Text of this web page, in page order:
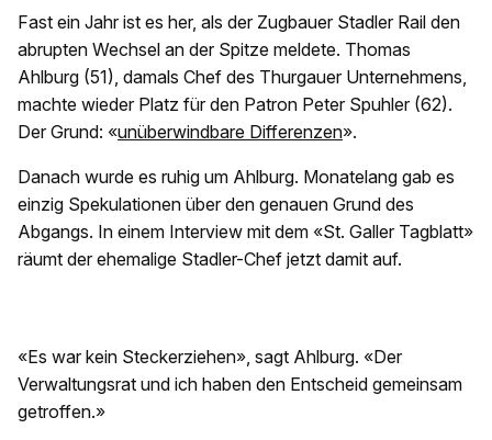
Fast ein Jahr ist es her, als der Zugbauer Stadler Rail den
abrupten Wechsel an der Spitze meldete. Thomas
Ahlburg (51), damals Chef des Thurgauer Unternehmens,
machte wieder Platz für den Patron Peter Spuhler (62).
Der Grund: «unüberwindbare Differenzen».
Danach wurde es ruhig um Ahlburg. Monatelang gab es
einzig Spekulationen über den genauen Grund des
Abgangs. In einem Interview mit dem «St. Galler Tagblatt»
räumt der ehemalige Stadler-Chef jetzt damit auf.
«Es war kein Steckerziehen», sagt Ahlburg. «Der
Verwaltungsrat und ich haben den Entscheid gemeinsam
getroffen.»